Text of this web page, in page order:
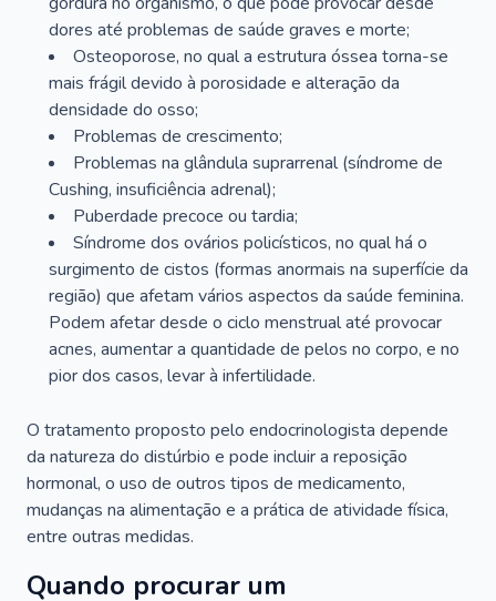
dores até problemas de saúde graves e morte;
Osteoporose, no qual a estrutura óssea torna-se
mais frágil devido à porosidade e alteração da
densidade do osso;
Problemas de crescimento;
Problemas na glândula suprarrenal (síndrome de
Cushing, insuficiência adrenal);
Puberdade precoce ou tardia;
Síndrome dos ovários policísticos, no qual há o
surgimento de cistos (formas anormais na superfície da
região) que afetam vários aspectos da saúde feminina.
Podem afetar desde o ciclo menstrual até provocar
acnes, aumentar a quantidade de pelos no corpo, e no
pior dos casos, levar à infertilidade.
O tratamento proposto pelo endocrinologista depende
da natureza do distúrbio e pode incluir a reposição
hormonal, o uso de outros tipos de medicamento,
mudanças na alimentação e a prática de atividade física,
entre outras medidas.
Quando procurar um